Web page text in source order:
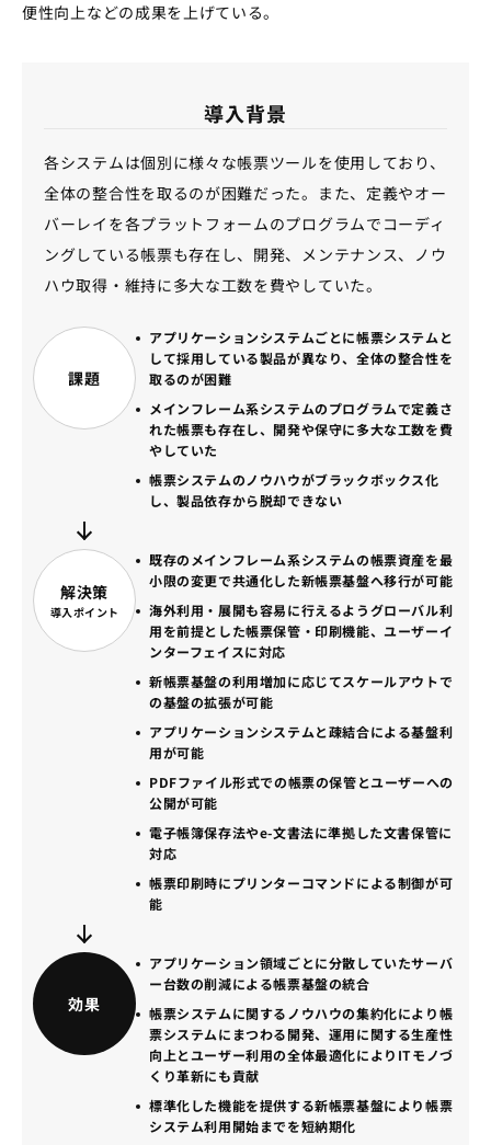
便性向上などの成果を上げている。
導入背景
各システムは個別に様々な帳票ツールを使用しており、
全体の整合性を取るのが困難だった。また、定義やオー
バーレイを各プラットフォームのプログラムでコーディ
ングしている帳票も存在し、開発、メンテナンス、ノウ
ハウ取得・維持に多大な工数を費やしていた。
課題
アプリケーションシステムごとに帳票システムと
して採用している製品が異なり、全体の整合性を
取るのが困難
メインフレーム系システムのプログラムで定義さ
れた帳票も存在し、開発や保守に多大な工数を費
やしていた
帳票システムのノウハウがブラックボックス化
し、製品依存から脱却できない
解決策
導入ポイント
既存のメインフレーム系システムの帳票資産を最
小限の変更で共通化した新帳票基盤へ移行が可能
海外利用・展開も容易に行えるようグローバル利
用を前提とした帳票保管・印刷機能、ユーザーイ
ンターフェイスに対応
新帳票基盤の利用増加に応じてスケールアウトで
の基盤の拡張が可能
アプリケーションシステムと疎結合による基盤利
用が可能
PDFファイル形式での帳票の保管とユーザーへの
公開が可能
電子帳簿保存法やe-文書法に準拠した文書保管に
対応
帳票印刷時にプリンターコマンドによる制御が可
能
効果
アプリケーション領域ごとに分散していたサーバ
ー台数の削減による帳票基盤の統合
帳票システムに関するノウハウの集約化により帳
票システムにまつわる開発、運用に関する生産性
向上とユーザー利用の全体最適化によりITモノづ
くり革新にも貢献
標準化した機能を提供する新帳票基盤により帳票
システム利用開始までを短納期化